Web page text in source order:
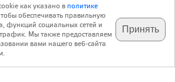
подпишитесь на наш
телеграм @archi_ru
✕
с 20 июля 1999 г.
как указано вполитике
обеспечивать правильную
функций социальных сетей и
Мы также предоставляем
вами нашего веб-сайта
Принять